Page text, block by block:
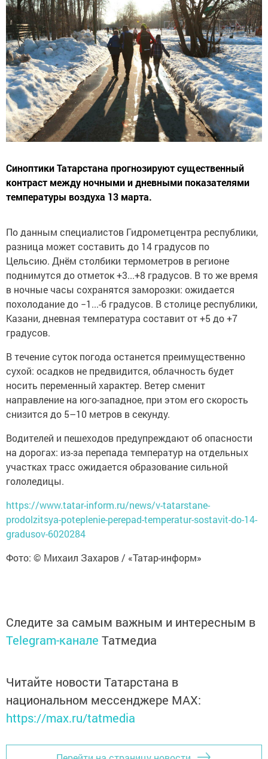
Синоптики Татарстана прогнозируют существенный
контраст между ночными и дневными показателями
температуры воздуха 13 марта.
По данным специалистов Гидрометцентра республики,
разница может составить до 14 градусов по
Цельсию. Днём столбики термометров в регионе
поднимутся до отметок +3...+8 градусов. В то же время
в ночные часы сохранятся заморозки: ожидается
похолодание до −1...-6 градусов. В столице республики,
Казани, дневная температура составит от +5 до +7
градусов.
В течение суток погода останется преимущественно
сухой: осадков не предвидится, облачность будет
носить переменный характер. Ветер сменит
направление на юго-западное, при этом его скорость
снизится до 5–10 метров в секунду.
Водителей и пешеходов предупреждают об опасности
на дорогах: из-за перепада температур на отдельных
участках трасс ожидается образование сильной
гололедицы.
https://www.tatar-inform.ru/news/v-tatarstane-
prodolzitsya-poteplenie-perepad-temperatur-sostavit-do-14-
gradusov-6020284
Фото: © Михаил Захаров / «Татар-информ»
Следите за самым важным и интересным в
Telegram-канале Татмедиа
Читайте новости Татарстана в
национальном мессенджере MАХ:
https://max.ru/tatmedia